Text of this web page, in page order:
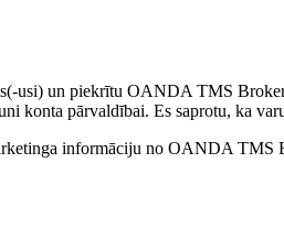
usi) un piekrītu OANDA TMS
konta pārvaldībai. Es saprotu, ka
informāciju no OANDA TMS